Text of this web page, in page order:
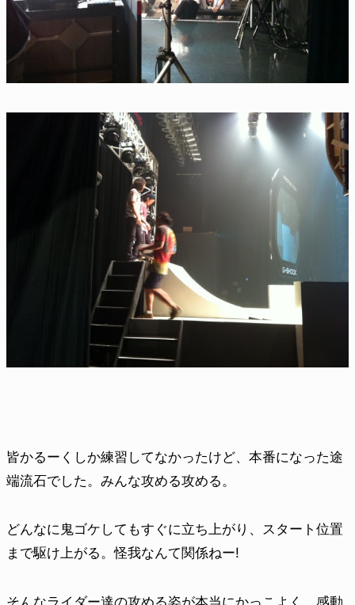
皆かるーくしか練習してなかったけど、本番になった途
端流石でした。みんな攻める攻める。
どんなに鬼ゴケしてもすぐに立ち上がり、スタート位置
まで駆け上がる。怪我なんて関係ねー!
そんなライダー達の攻める姿が本当にかっこよく、感動